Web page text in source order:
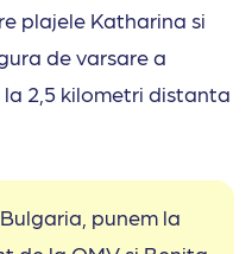
plajele Katharina si
de varsare a
2,5 kilometri distanta
punem la